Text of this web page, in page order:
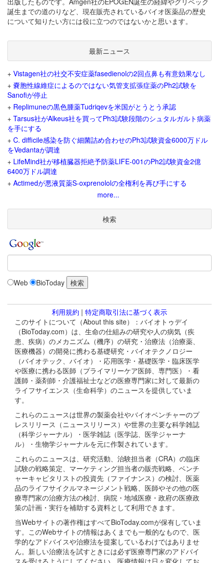
誕生までの道のりなど、現在販売されているバイオ医薬品の歴史
について知りたい方には役に立つのではないかと思います。
最新ニュース
+ Vistagen社の社交不安症薬fasedienolの2回点鼻も有意効果なし
+ 嚢胞性線維症によるのではない気管支拡張症薬のPh2試験を
Sanofiが停止
+ Replimuneの黒色腫薬Tudriqevを米国がとうとう承認
+ Tarsus社がAlkeus社を買ってPh3試験段階のシュタルガルト病薬
を手にする
+ C. difficile感染を防ぐ細菌詰め合わせのPh3試験資金6000万ドル
をVedantaが調達
+ LifeMind社が移植臓器拒絶予防薬LIFE-001のPh2試験資金2億
6400万ドル調達
+ Actimedが悪液質薬S-oxprenololの全権利を再び手にする
more...
検索
Web BioToday
利用規約 | 特定商取引法に基づく表示
このサイトについて（About this site）：バイオトゥデイ
（BioToday.com）は、生命の仕組みの研究や人の病気（疾
患、疾病）のメカニズム（機序）の研究・治療法（治療薬、
医療機器）の開発に携わる基礎研究・バイオテクノロジー
（バイオテック、バイオ）・応用医学・基礎医学・臨床医学
や医療に携わる医師（プライマリーケア医師、専門医）・看
護師・薬剤師・介護福祉士などの医療専門家に対して最新の
ライフサイエンス（生命科学）のニュースを提供していま
す。
これらのニュースは世界の製薬会社やバイオベンチャーのプ
レスリリース（ニュースリリース）や世界の主要な科学雑誌
（科学ジャーナル）・医学雑誌（医学誌、医学ジャーナ
ル）・生物学ジャーナルを元に作製されています。
これらのニュースは、研究活動、治験担当者（CRA）の臨床
試験の戦略策定、マーケティング担当者の販売戦略、ベンチ
ャーキャピタリストの投資先（ファイナンス）の検討、医薬
品のライフサイクルマネージメント戦略、医師やその他の医
療専門家の治療方法の検討、病院・地域医療・政府の医療政
策の計画・実行を補助する資料として利用できます。
当Webサイトの著作権はすべてBioToday.comが保有していま
す。このWebサイトの情報はあくまでも一般的なもので、医
学的なアドバイスや治療法を提案しているわけではありませ
ん。新しい治療法を試すときには必ず医療専門家のアドバイ